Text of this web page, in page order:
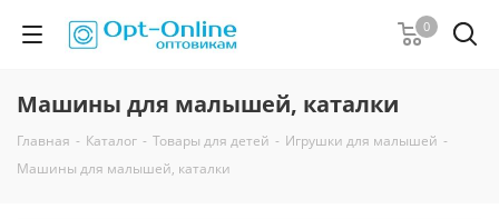
0
Машины для малышей, каталки
Главная - Каталог - Товары для детей - Игрушки для малышей -
Машины для малышей, каталки